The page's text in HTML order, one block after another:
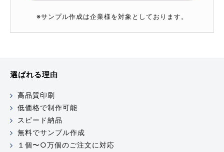
※サンプル作成は企業様を対象としております。
選ばれる理由
高品質印刷
低価格で制作可能
スピード納品
無料でサンプル作成
１個〜○万個のご注文に対応